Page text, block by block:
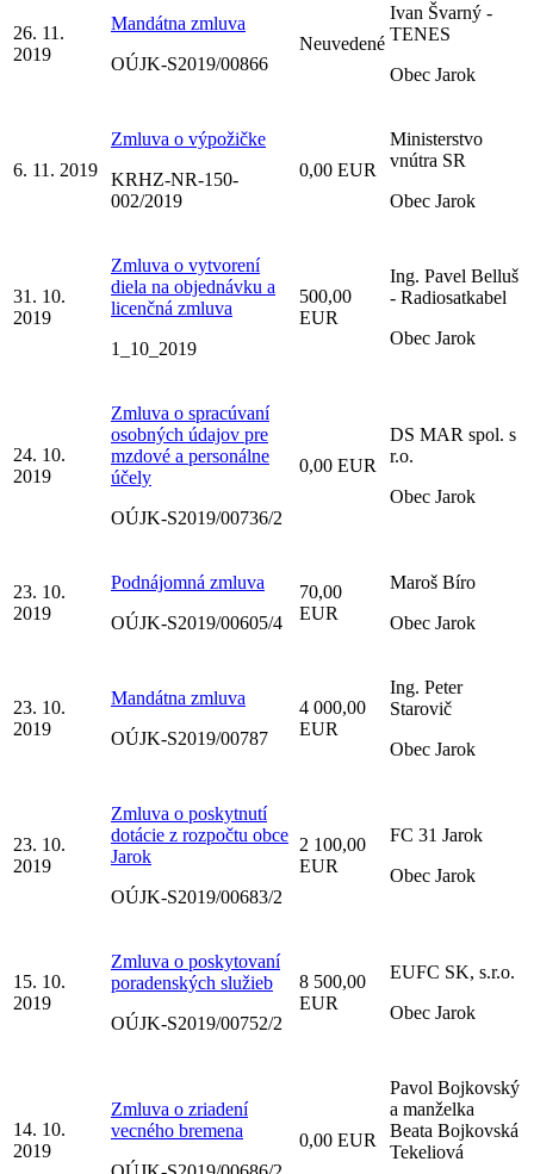
26. 11.
2019
Mandátna zmluva
OÚJK-S2019/00866
Neuvedené
Ivan Švarný -
TENES
Obec Jarok
6. 11. 2019
Zmluva o výpožičke
KRHZ-NR-150-
002/2019
0,00 EUR
Ministerstvo
vnútra SR
Obec Jarok
31. 10.
2019
Zmluva o vytvorení
diela na objednávku a
licenčná zmluva
1_10_2019
500,00
EUR
Ing. Pavel Belluš
- Radiosatkabel
Obec Jarok
24. 10.
2019
Zmluva o spracúvaní
osobných údajov pre
mzdové a personálne
účely
OÚJK-S2019/00736/2
0,00 EUR
DS MAR spol. s
r.o.
Obec Jarok
23. 10.
2019
Podnájomná zmluva
OÚJK-S2019/00605/4
70,00
EUR
Maroš Bíro
Obec Jarok
23. 10.
2019
Mandátna zmluva
OÚJK-S2019/00787
4 000,00
EUR
Ing. Peter
Starovič
Obec Jarok
23. 10.
2019
Zmluva o poskytnutí
dotácie z rozpočtu obce
Jarok
OÚJK-S2019/00683/2
2 100,00
EUR
FC 31 Jarok
Obec Jarok
15. 10.
2019
Zmluva o poskytovaní
poradenských služieb
OÚJK-S2019/00752/2
8 500,00
EUR
EUFC SK, s.r.o.
Obec Jarok
14. 10.
2019
Zmluva o zriadení
vecného bremena
0,00 EUR
Pavol Bojkovský
a manželka
Beata Bojkovská
Tekeliová